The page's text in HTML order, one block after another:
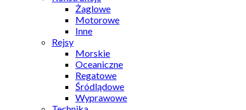
Żaglowe
Motorowe
Inne
Rejsy
Morskie
Oceaniczne
Regatowe
Śródlądowe
Wyprawowe